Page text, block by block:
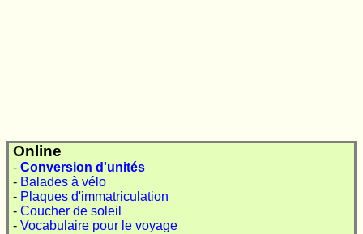
Online
- Conversion d'unités
- Balades à vélo
- Plaques d'immatriculation
- Coucher de soleil
- Vocabulaire pour le voyage